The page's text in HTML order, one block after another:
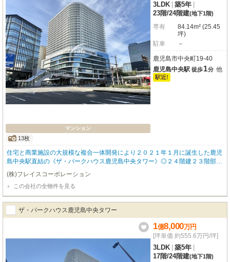
マンション
13枚
3LDK 築5年
23階/24階建(地下1階)
専有
84.14m² (25.45
坪)
駐車
－
鹿児島市中央町19-40
鹿児島中央駅 徒歩1分 他
駅近!
住宅と商業施設の大規模な複合一体開発により２０２１年１月に誕生した鹿児
島中央駅直結の《ザ・パークハウス鹿児島中央タワー》◎２４階建２３階部
分・高層階の３ＬＤＫ。バルコニーからは雄大な桜島を望めます◎九州新幹線
の発着駅として鹿児島の玄関口となる鹿児島中央駅へ直結◎屋根付きペデスト
リアンデッキで駅と直結しており、雨の日も快適なアクセス◎１～７階は商業
フロア「Ｌｉ－Ｋａ １９２０」が入る複合構造で、暮らしの利便性が一層向
上◎７階ロビーはホテルライクな上質空間。ロビーからは鹿児島中央駅ロータ
リーを一望◎リビング・ダイニングは約１５．１帖のゆとりある空間で、家族
団らんや来客時も快適です◎全居室にクローゼット完備、室内をすっきり保て
る住空間◎作業動線が短く、調理効率に優れたコの字型キッチン◎共用パーテ
ィールームは駅前の景色を一望できる落ち着いた空間です
(株)フレイスコーポレーション
この会社の全物件を見る
ザ・パークハウス鹿児島中央タワー
1億8,000万円
[坪単価 約555.6万円/坪]
3LDK 築5年
17階/24階建(地下1階)